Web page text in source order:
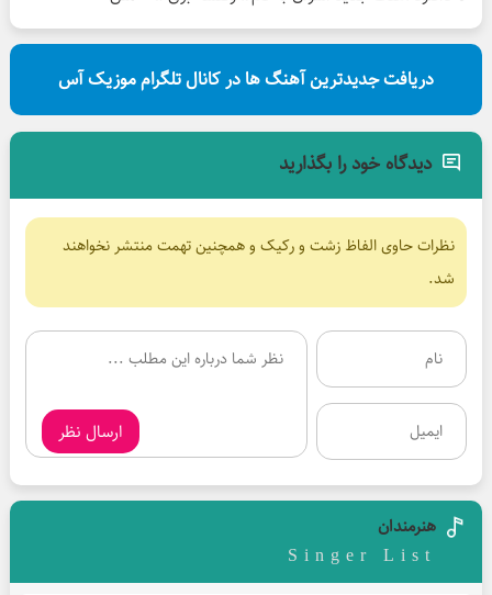
دریافت جدیدترین آهنگ ها در کانال تلگرام موزیک آس
دیدگاه خود را بگذارید
نظرات حاوی الفاظ زشت و رکیک و همچنین تهمت منتشر نخواهند
شد.
ارسال نظر
هنرمندان
Singer List